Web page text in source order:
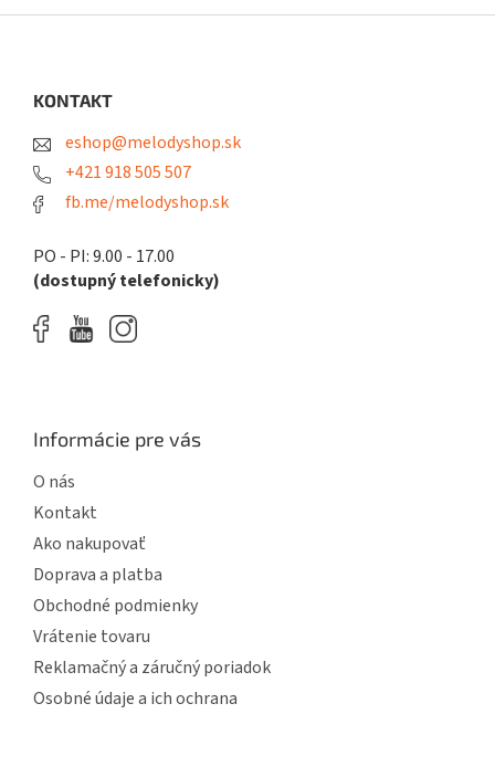
l
KONTAKT
eshop@melodyshop.sk
+421 918 505 507
fb.me/melodyshop.sk
PO - PI: 9.00 - 17.00
(dostupný telefonicky)
Informácie pre vás
O nás
Kontakt
Ako nakupovať
Doprava a platba
Obchodné podmienky
Vrátenie tovaru
Reklamačný a záručný poriadok
Osobné údaje a ich ochrana